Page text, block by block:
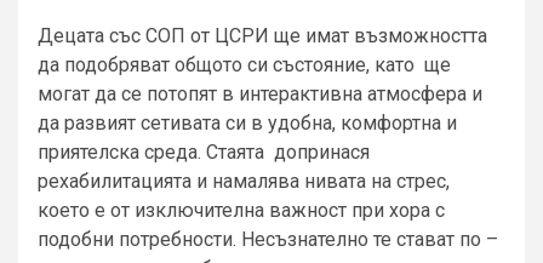
Децата със СОП от ЦСРИ ще имат възможността
да подобряват общото си състояние, като ще
могат да се потопят в интерактивна атмосфера и
да развият сетивата си в удобна, комфортна и
приятелска среда. Стаята допринася
рехабилитацията и намалява нивата на стрес,
което е от изключителна важност при хора с
подобни потребности. Несъзнателно те стават по –